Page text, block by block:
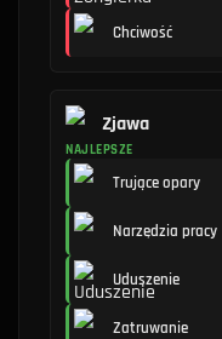
Chciwość
Zjawa
NAJLEPSZE
Trujące opary
Narzędzia pracy
Uduszenie
Zatruwanie